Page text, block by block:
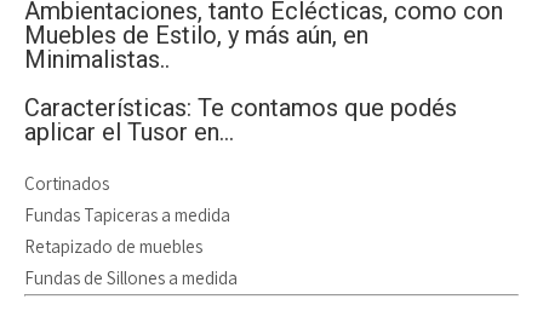
Ambientaciones, tanto Eclécticas, como con
Muebles de Estilo, y más aún, en
Minimalistas..
Características: Te contamos que podés
aplicar el Tusor en…
Cortinados
Fundas Tapiceras a medida
Retapizado de muebles
Fundas de Sillones a medida